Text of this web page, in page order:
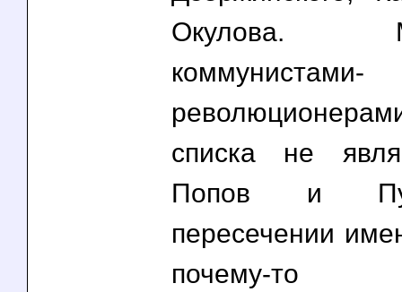
Окулова.
коммунистами-
списка не
Попов и
пересечении
почему-то